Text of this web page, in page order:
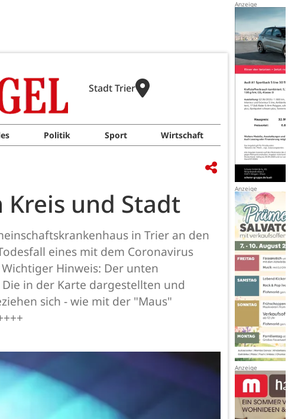
Stadt Trier
Politik Sport Wirtschaft
und Stadt
in Trier an den
eines mit dem Coronavirus
Hinweis: Der unten
in der Karte dargestellten und
sich - wie mit der "Maus"